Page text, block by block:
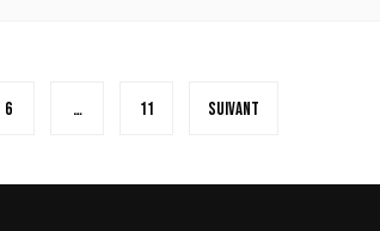
6 … 11 Suivant